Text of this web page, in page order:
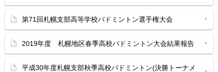
第71回札幌支部高等学校バドミントン選手権大会
2019年度 札幌地区春季高校バドミントン大会結果報告
平成30年度札幌支部秋季高校バドミントン(決勝トーナメ